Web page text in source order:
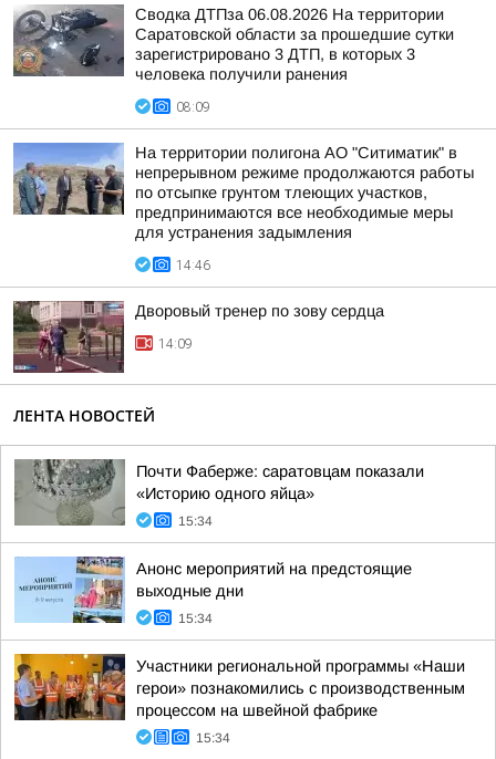
Сводка ДТПза 06.08.2026 На территории
Саратовской области за прошедшие сутки
зарегистрировано 3 ДТП, в которых 3
человека получили ранения
08:09
На территории полигона АО "Ситиматик" в
непрерывном режиме продолжаются работы
по отсыпке грунтом тлеющих участков,
предпринимаются все необходимые меры
для устранения задымления
14:46
Дворовый тренер по зову сердца
14:09
ЛЕНТА НОВОСТЕЙ
Почти Фаберже: саратовцам показали
«Историю одного яйца»
15:34
Анонс мероприятий на предстоящие
выходные дни
15:34
Участники региональной программы «Наши
герои» познакомились с производственным
процессом на швейной фабрике
15:34